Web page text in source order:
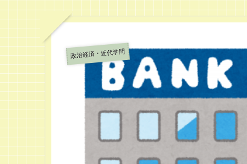
政治経済・近代学問